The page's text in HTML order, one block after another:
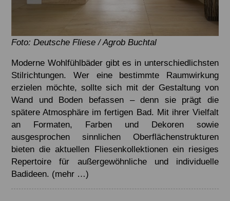
Foto: Deutsche Fliese / Agrob Buchtal
Moderne Wohlfühlbäder gibt es in unterschiedlichsten
Stilrichtungen. Wer eine bestimmte Raumwirkung
erzielen möchte, sollte sich mit der Gestaltung von
Wand und Boden befassen – denn sie prägt die
spätere Atmosphäre im fertigen Bad. Mit ihrer Vielfalt
an Formaten, Farben und Dekoren sowie
ausgesprochen sinnlichen Oberflächenstrukturen
bieten die aktuellen Fliesenkollektionen ein riesiges
Repertoire für außergewöhnliche und individuelle
Badideen. (mehr …)